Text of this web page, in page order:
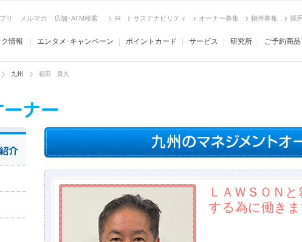
リ メルマガ 店舗･ATM検索 IR サステナビリティ オーナー募集 物件募集 採
情報 エンタメ･キャンペーン ポイントカード サービス 研究所 ご予約商品
九州 福田 貴久
ＬＡＷＳＯＮ
する為に働き